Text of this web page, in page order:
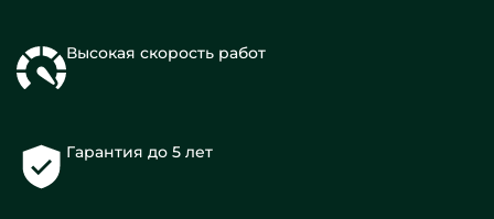
Высокая скорость работ
Гарантия до 5 лет